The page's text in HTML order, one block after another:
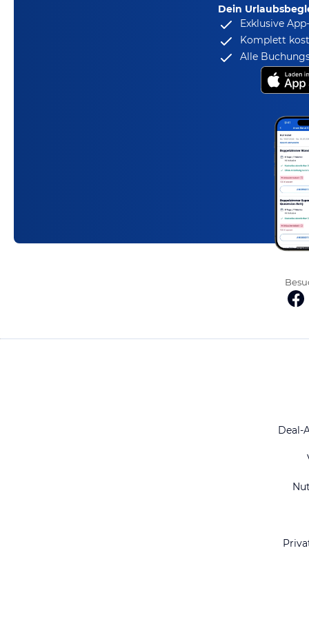
Dein
Exklusive
Komplett
Alle
Deal-